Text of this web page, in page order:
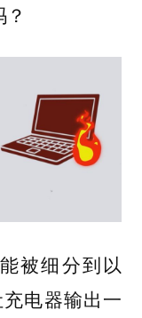
被细分到以
电器输出一